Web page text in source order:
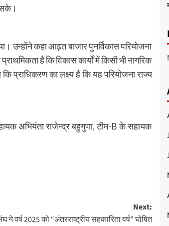
सके।
उन्होंने कहा आढ़त बाजार पुनर्विकास परियोजना
है कि विकास कार्यों में किसी भी नागरिक
प्राधिकरण का लक्ष्य है कि यह परियोजना राज्य
अभियंता राजेन्द्र बहुगुणा, टीम-B के सहायक
Next:
ने वर्ष 2025 को “अंतरराष्ट्रीय सहकारिता वर्ष” घोषित